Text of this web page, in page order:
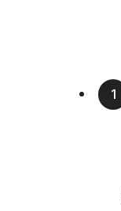
1